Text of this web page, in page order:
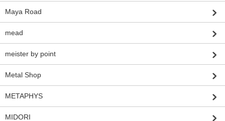
Maya Road
mead
meister by point
Metal Shop
METAPHYS
MIDORI